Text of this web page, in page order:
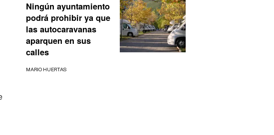
Ningún ayuntamiento
podrá prohibir ya que
las autocaravanas
aparquen en sus
calles
MARIO HUERTAS